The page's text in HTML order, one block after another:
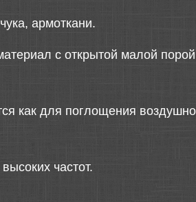
армоткани.
с открытой малой
как для поглощения
частот.